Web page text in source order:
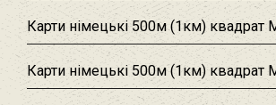
Карти німецькі 500м (1км) квадрат
Карти німецькі 500м (1км) квадрат